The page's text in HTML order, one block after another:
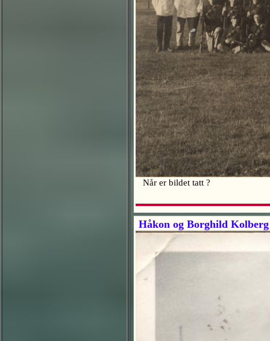
Når er bildet tatt ?
Håkon og Borghild Kolberg